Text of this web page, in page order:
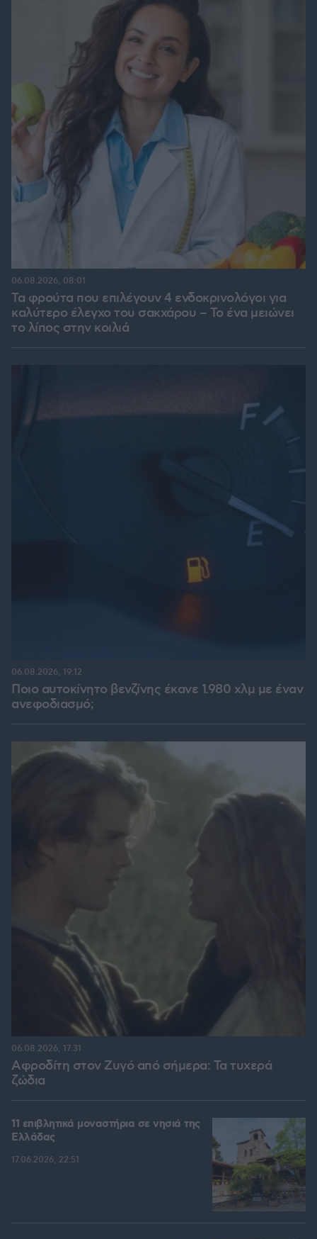
Τα φρούτα που επιλέγουν 4 ενδοκρινολόγοι για
καλύτερο έλεγχο του σακχάρου – Το ένα μειώνει
το λίπος στην κοιλιά
06.08.2026, 08:01
Ποιο αυτοκίνητο βενζίνης έκανε 1.980 χλμ με έναν
ανεφοδιασμό;
06.08.2026, 19:12
Αφροδίτη στον Ζυγό από σήμερα: Τα τυχερά
ζώδια
06.08.2026, 17:31
11 επιβλητικά μοναστήρια σε νησιά της
Ελλάδας
17.06.2026, 22:51